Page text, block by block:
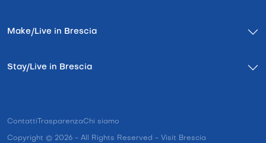
Make/Live in Brescia
Stay/Live in Brescia
Contatti TrasparenzaChi siamo
Copyright © 2026 - All Rights Reserved - Visit Brescia